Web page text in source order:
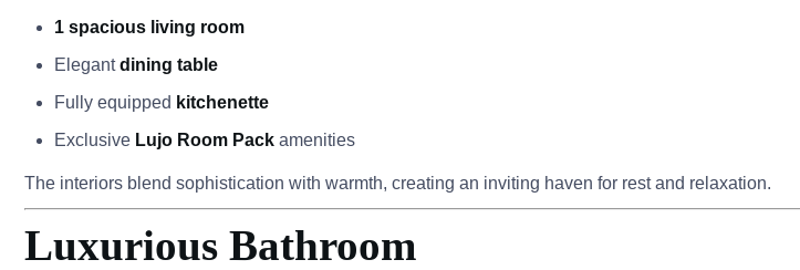
1 spacious living room
Elegantdining table
Fully equipped kitchenette
Exclusive Lujo Room Pack amenities
The interiors blend sophistication with warmth, creating an inviting haven for rest and relaxation.
Luxurious Bathroom